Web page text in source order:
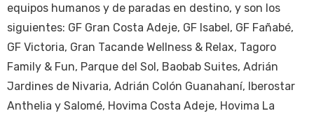
equipos humanos y de paradas en destino, y son los
siguientes: GF Gran Costa Adeje, GF Isabel, GF Fañabé,
GF Victoria, Gran Tacande Wellness & Relax, Tagoro
Family & Fun, Parque del Sol, Baobab Suites, Adrián
Jardines de Nivaria, Adrián Colón Guanahaní, Iberostar
Anthelia y Salomé, Hovima Costa Adeje, Hovima La